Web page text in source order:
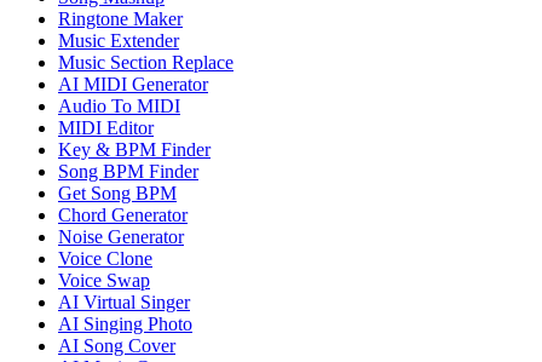
Ringtone Maker
Music Extender
Music Section Replace
AI MIDI Generator
Audio To MIDI
MIDI Editor
Key & BPM Finder
Song BPM Finder
Get Song BPM
Chord Generator
Noise Generator
Voice Clone
Voice Swap
AI Virtual Singer
AI Singing Photo
AI Song Cover